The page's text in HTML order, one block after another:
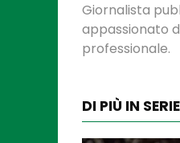
Giornalista
appassionato
professionale.
DI PIÙ IN